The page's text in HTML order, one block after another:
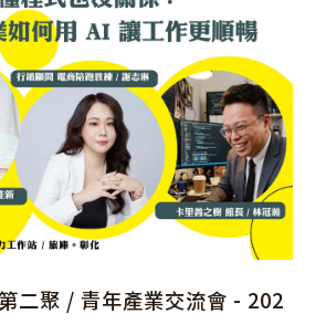
二聚 / 青年產業交流會 - 202